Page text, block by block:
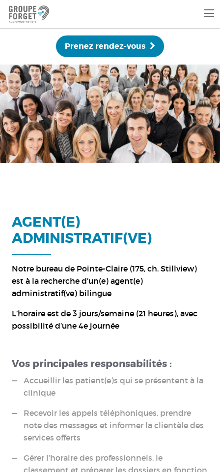
Prenez rendez-vous
AGENT(E)
ADMINISTRATIF(VE)
Notre bureau de Pointe-Claire (175, ch. Stillview)
est à la recherche d’un(e) agent(e)
administratif(ve) bilingue
L’horaire est de 3 jours/semaine (21 heures), avec
possibilité d’une 4e journée
Vos principales responsabilités:
Accueillir les patient(e)s qui se présentent à la
clinique
Recevoir les appels téléphoniques, prendre
note des messages et informer la clientèle des
services offerts
Gérer l’horaire des professionnels, le
classement et préparer les dossiers en fonction